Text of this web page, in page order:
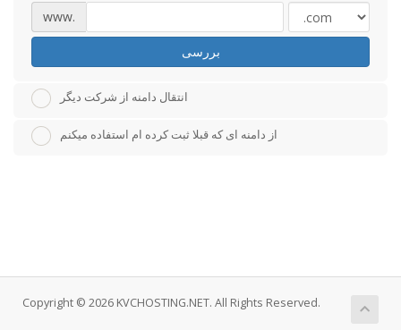
www.
بررسی
انتقال دامنه از شرکت دیگر
از دامنه ای که قبلا ثبت کرده ام استفاده میکنم
Copyright © 2026 KVCHOSTING.NET. All Rights Reserved.